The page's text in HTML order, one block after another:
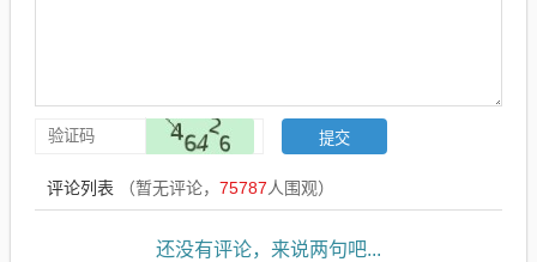
评论列表 （暂无评论， 75787人围观）
还没有评论，来说两句吧...